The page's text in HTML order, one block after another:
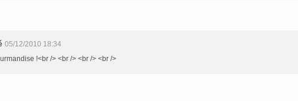
05/12/2010 18:34
!<br /> <br /> <br /> <br />